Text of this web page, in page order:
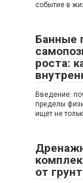
событие в
Банные
роста:
Введение:
пределы
ищет не
от